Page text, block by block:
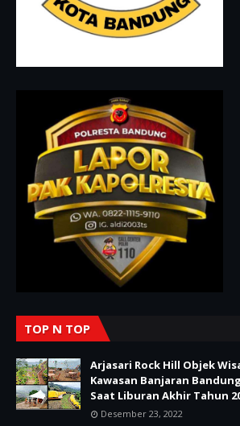
TOP N TOP
Arjasari Rock Hill Objek
Kawasan Banjaran
Saat Liburan Akhir Tahun
Desember 23, 2022